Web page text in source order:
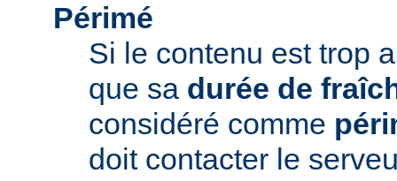
Périmé
Si le contenu est trop
que sa durée de
considéré comme
doit contacter le